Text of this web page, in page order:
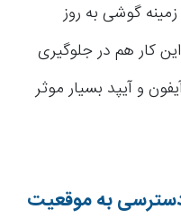
گوشی به روز
کار هم در جلوگیری
و آیپد بسیار موثر
به موقعیت